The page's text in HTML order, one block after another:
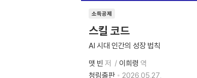
소득공제
스킬 코드
AI 시대 인간의 성장 법칙
맷 빈 저 이희령 역
청림출판
2026.05.27.